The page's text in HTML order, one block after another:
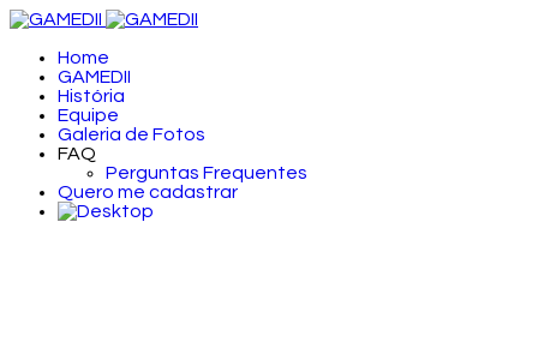
Home
GAMEDII
História
Equipe
Galeria de Fotos
FAQ
Perguntas Frequentes
Quero me cadastrar